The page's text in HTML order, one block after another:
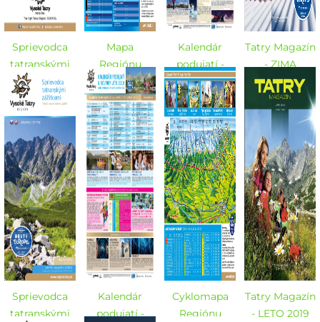
Sprievodca
tatranskými
zážitkami -
ZIMA
2019/2020
Mapa
Regiónu
Vysoké Tatry -
ZIMA
2019/2020
Kalendár
podujatí -
ZIMA
2019/2020
Tatry Magazín
- ZIMA
2019/2020
Sprievodca
tatranskými
Kalendár
podujatí -
Cyklomapa
Regiónu
Tatry Magazín
- LETO 2019